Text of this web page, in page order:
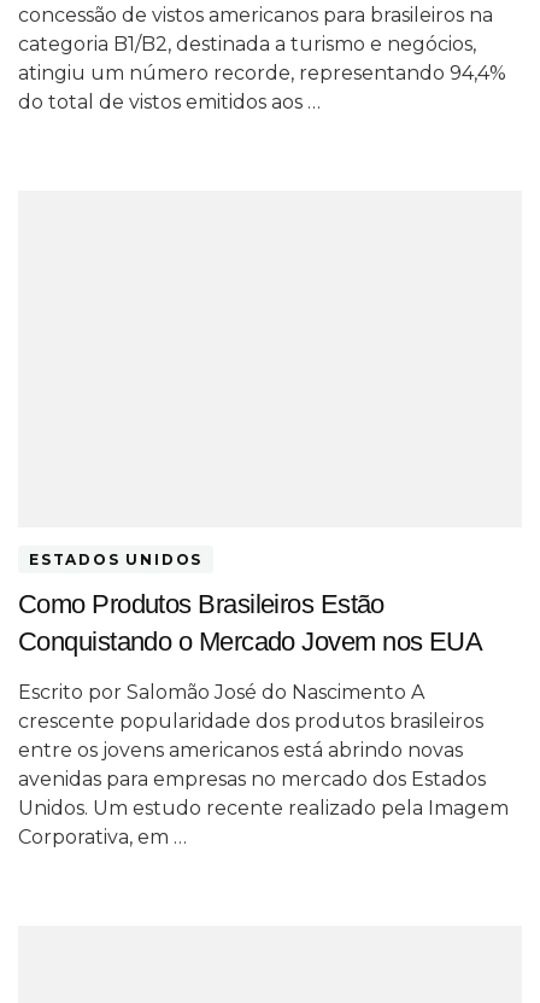
concessão de vistos americanos para brasileiros na
categoria B1/B2, destinada a turismo e negócios,
atingiu um número recorde, representando 94,4%
do total de vistos emitidos aos …
ESTADOS UNIDOS
Como Produtos Brasileiros Estão
Conquistando o Mercado Jovem nos EUA
Escrito por Salomão José do Nascimento A
crescente popularidade dos produtos brasileiros
entre os jovens americanos está abrindo novas
avenidas para empresas no mercado dos Estados
Unidos. Um estudo recente realizado pela Imagem
Corporativa, em …